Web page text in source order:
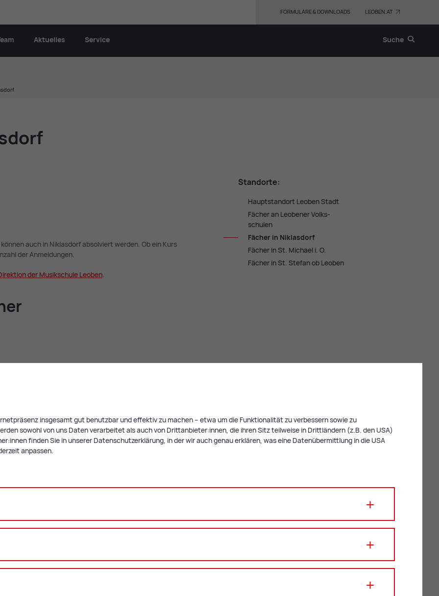
Aktuelles Service Suche
FORMULARE & DOWNLOADS LEOBEN.AT
Stand­or­te:
Haupt­stand­ort Leo­ben Stadt
Fä­cher an Leo­be­ner Volks­
schu­len
Fä­cher in Ni­klas­dorf
Fä­cher in St. Mi­cha­el i. O.
Fä­cher in St. Ste­fan ob Leo­ben
auch in Niklasdorf absolviert werden. Ob ein Kurs
der Anmeldungen.
der Mu­sik­schu­le Leo­ben.
Schulstraße 6
insgesamt gut benutzbar und effektiv zu machen – etwa um die Funktionalität zu verbessern sowie zu
sowohl von uns Daten verarbeitet als auch von Drittanbieter:innen, die ihren Sitz teilweise in Drittländern (z.B. den USA)
finden Sie in unserer Datenschutzerklärung, in der wir auch genau erklären, was eine Datenübermittlung in die USA
anpassen.